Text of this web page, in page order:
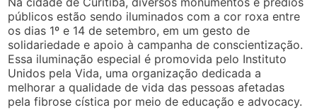
públicos estão sendo iluminados com a cor roxa entre
os dias 1º e 14 de setembro, em um gesto de
solidariedade e apoio à campanha de conscientização.
Essa iluminação especial é promovida pelo Instituto
Unidos pela Vida, uma organização dedicada a
melhorar a qualidade de vida das pessoas afetadas
pela fibrose cística por meio de educação e advocacy.